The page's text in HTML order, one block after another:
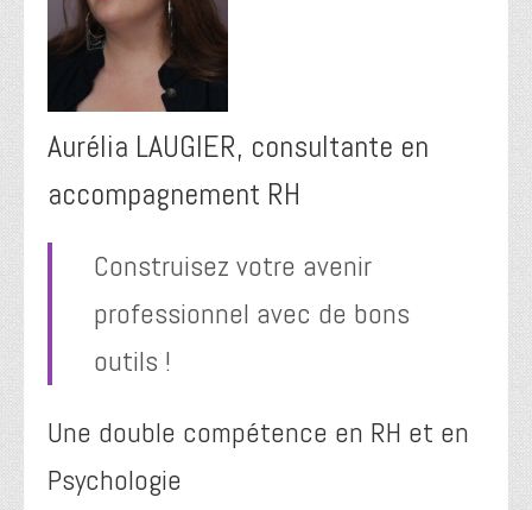
Aurélia LAUGIER, consultante en
accompagnement RH
Construisez votre avenir
professionnel avec de bons
outils !
Une double compétence en RH et en
Psychologie